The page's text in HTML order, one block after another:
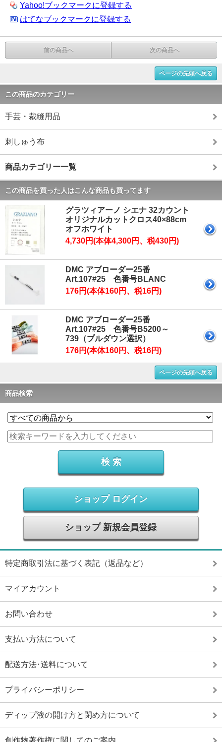
Yahoo!ブックマークに登録する
はてなブックマークに登録する
前の商品へ 次の商品へ
ページの先頭へ戻る
この商品のカテゴリー
手芸・裁縫用品
刺しゅう布
商品カテゴリー一覧
この商品を買った人はこんな商品も買ってます
グラツィアーノ シエナ 32カウント
オリジナルカットクロス40×88cm
オフホワイト
4,730円(本体4,300円、税430円)
DMC アブローダー25番
Art.107#25 色番号BLANC
176円(本体160円、税16円)
DMC アブローダー25番
Art.107#25 色番号B5200～
739（プルダウン選択）
176円(本体160円、税16円)
ページの先頭へ戻る
商品検索
ショップ ログイン
ショップ 新規会員登録
特定商取引法に基づく表記（返品など）
マイアカウント
お問い合わせ
支払い方法について
配送方法･送料について
プライバシーポリシー
ディップ液の開け方と閉め方について